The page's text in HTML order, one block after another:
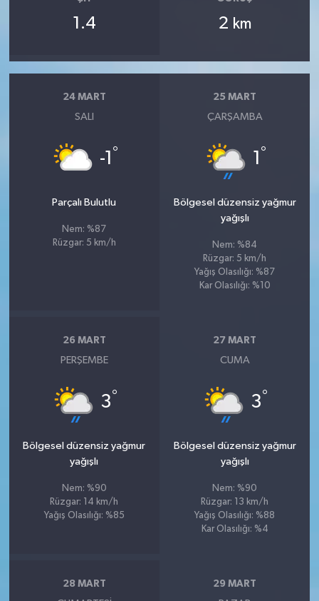
1.4 2 km
24 MART
SALI
-1 °
Parçalı Bulutlu
Nem: %87
Rüzgar: 5 km/h
25 MART
ÇARŞAMBA
1 °
Bölgesel düzensiz yağmur
yağışlı
Nem: %84
Rüzgar: 5 km/h
Yağış Olasılığı: %87
Kar Olasılığı: %10
26 MART
PERŞEMBE
3°
Bölgesel düzensiz yağmur
yağışlı
Nem: %90
Rüzgar: 14 km/h
Yağış Olasılığı: %85
27 MART
CUMA
3°
Bölgesel düzensiz yağmur
yağışlı
Nem: %90
Rüzgar: 13 km/h
Yağış Olasılığı: %88
Kar Olasılığı: %4
28 MART 29 MART